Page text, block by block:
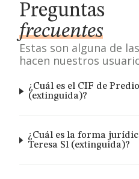
Preguntas
frecuentes
Estas son alguna de
hacen nuestros
¿Cuál es el CIF de
(extinguida)?
¿Cuál es la forma
Teresa Sl (extinguida)?